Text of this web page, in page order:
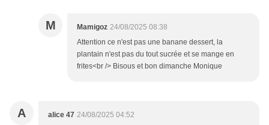
M Mamigoz 24/08/2025 08:38
Attention ce n'est pas une banane dessert, la
plantain n'est pas du tout sucrée et se mange en
frites<br /> Bisous et bon dimanche Monique
A alice 47 24/08/2025 04:52